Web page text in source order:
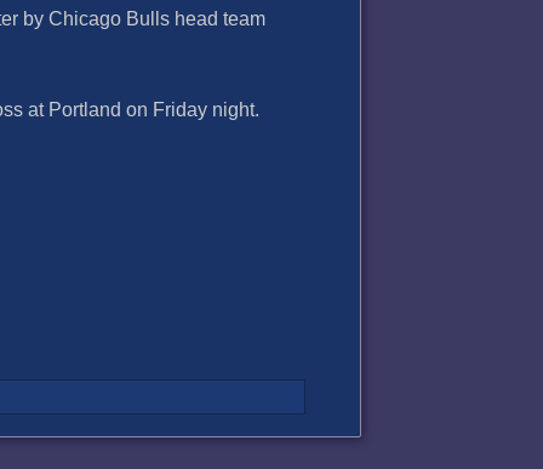
by Chicago Bulls head team
at Portland on Friday night.